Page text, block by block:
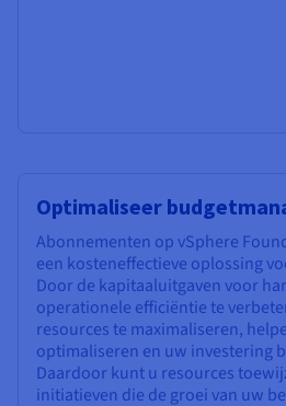
Optimaliseer
Abonnementen op vSphere
een kosteneffectieve oplossing
Door de kapitaaluitgaven voor
operationele efficiëntie te
resources te maximaliseren,
optimaliseren en uw investering
Daardoor kunt u resources
initiatieven die de groei van uw